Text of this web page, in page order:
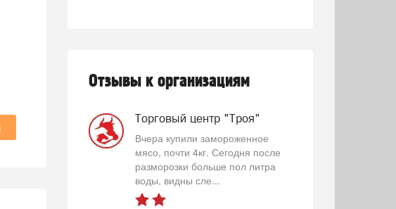
Отзывы к организациям
Торговый центр "Троя"
Вчера купили замороженное
мясо, почти 4кг. Сегодня после
разморозки больше пол литра
воды, видны сле...